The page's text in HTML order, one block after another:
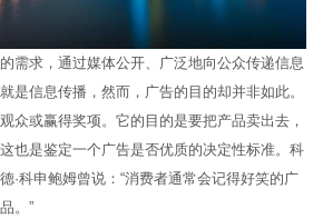
求，通过媒体公开、广泛地向公众传递信息
是信息传播，然而，广告的目的却并非如此。
众或赢得奖项。它的目的是要把产品卖出去，
也是鉴定一个广告是否优质的决定性标准。科
·科申鲍姆曾说：“消费者通常会记得好笑的广
。”